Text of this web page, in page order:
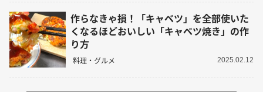
作らなきゃ損！「キャベツ」を全部使いた
くなるほどおいしい「キャベツ焼き」の作
り方
料理・グルメ 2025.02.12